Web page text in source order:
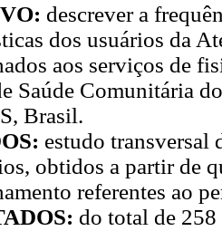
descrever a
dos usuários da
aos serviços de
Saúde Comunitária
Brasil.
estudo transversal
obtidos a partir de
referentes ao
do total de